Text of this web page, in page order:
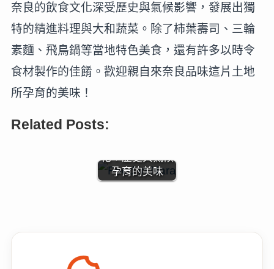
奈良的飲食文化深受歷史與氣候影響，發展出獨
特的精進料理與大和蔬菜。除了柿葉壽司、三輪
素麵、飛鳥鍋等當地特色美食，還有許多以時令
食材製作的佳餚。歡迎親自來奈良品味這片土地
所孕育的美味！
Related Posts:
化：歷史與氣候
孕育的美味